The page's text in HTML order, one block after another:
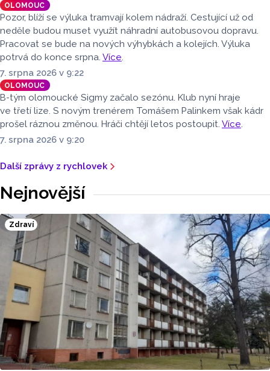
OLOMOUC
Pozor, blíží se výluka tramvají kolem nádraží. Cestující už od
neděle budou muset využít náhradní autobusovou dopravu.
Pracovat se bude na nových výhybkách a kolejích. Výluka
potrvá do konce srpna. Více.
7. srpna 2026 v 9:22
OLOMOUC
B-tým olomoucké Sigmy začalo sezónu. Klub nyní hraje
ve třetí lize. S novým trenérem Tomášem Palinkem však kádr
prošel ráznou změnou. Hráči chtějí letos postoupit. Více.
7. srpna 2026 v 9:20
Další zprávy z rychlovek
Nejnovější
Zdraví